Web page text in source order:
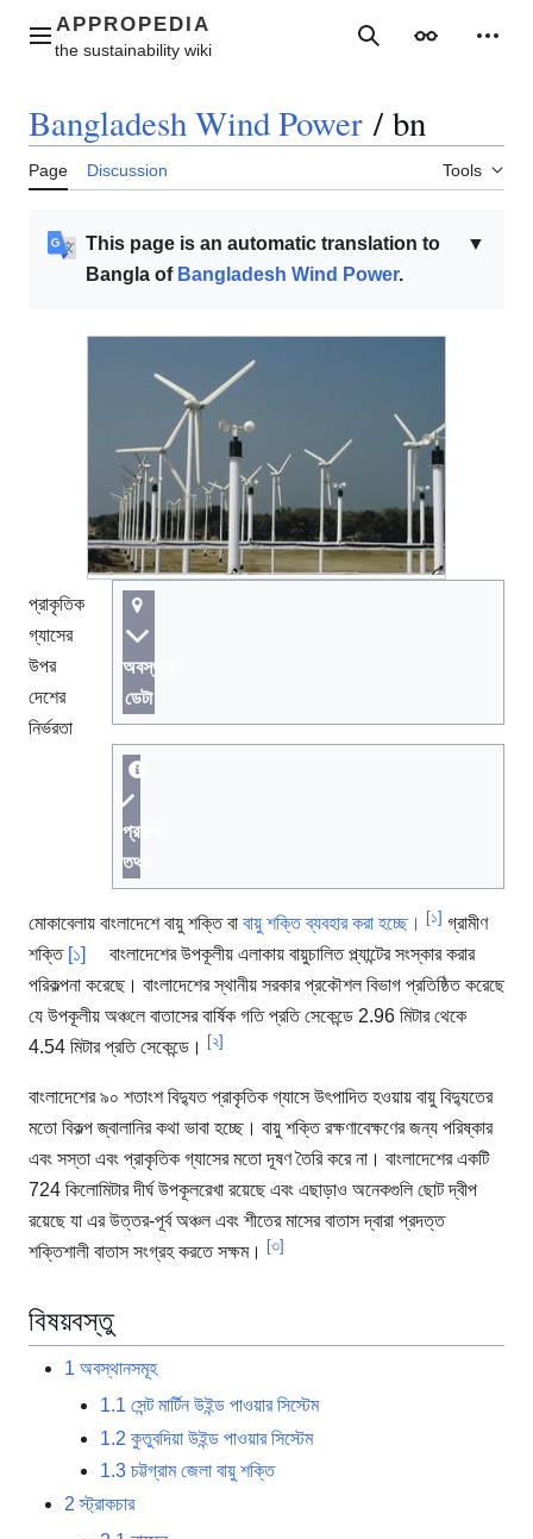
contentMain menu SearchAppearance
Bangladesh Wind Power / bn
Page Discussion Tools
▼
This page is an automatic translation to
Bangla of Bangladesh Wind Power.
অবস্থান
ডেটা
প্রকল্প
তথ্য
প্রাকৃতিক
গ্যাসের
উপর
দেশের
নির্ভরতা
মোকাবেলায় বাংলাদেশেবায়ু শক্তি বা বায়ু শক্তি ব্যবহার করা হচ্ছে। [১] গ্রামীণ
শক্তি [১]
বাংলাদেশের উপকূলীয় এলাকায় বায়ুচালিত প্ল্যান্টের সংস্কার করার
পরিকল্পনা করেছে। বাংলাদেশের স্থানীয় সরকার প্রকৌশল বিভাগ প্রতিষ্ঠিত করেছে
যে উপকূলীয় অঞ্চলে বাতাসের বার্ষিক গতি প্রতি সেকেন্ডে 2.96 মিটার থেকে
4.54 মিটার প্রতি সেকেন্ডে। [২]
বাংলাদেশের ৯০ শতাংশ বিদ্যুত প্রাকৃতিক গ্যাসে উৎপাদিত হওয়ায় বায়ু বিদ্যুতের
মতো বিকল্প জ্বালানির কথা ভাবা হচ্ছে। বায়ু শক্তি রক্ষণাবেক্ষণের জন্য পরিষ্কার
এবং সস্তা এবং প্রাকৃতিক গ্যাসের মতো দূষণ তৈরি করে না। বাংলাদেশের একটি
724 কিলোমিটার দীর্ঘ উপকূলরেখা রয়েছে এবং এছাড়াও অনেকগুলি ছোট দ্বীপ
রয়েছে যা এর উত্তর-পূর্ব অঞ্চল এবং শীতের মাসের বাতাস দ্বারা প্রদত্ত
শক্তিশালী বাতাস সংগ্রহ করতে সক্ষম। [৩]
বিষয়বস্তু
1 অবস্থানসমূহ
1.1 সেন্ট মার্টিন উইন্ড পাওয়ার সিস্টেম
1.2 কুতুবদিয়া উইন্ড পাওয়ার সিস্টেম
1.3 চট্টগ্রাম জেলা বায়ু শক্তি
2 স্ট্রাকচার